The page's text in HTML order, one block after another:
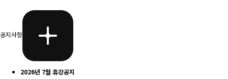
공지사항
2026년 7월 휴강공지